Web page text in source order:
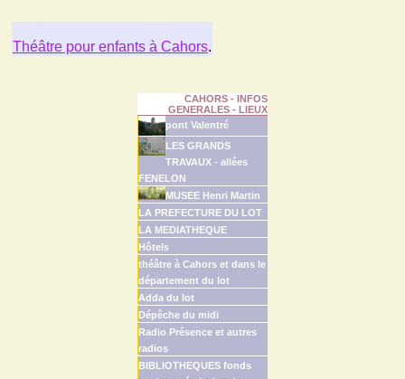
Théâtre pour enfants à Cahors.
CAHORS - INFOS
GENERALES - LIEUX
pont Valentré
LES GRANDS
TRAVAUX - allées
FENELON
MUSEE Henri Martin
LA PREFECTURE DU LOT
LA MEDIATHEQUE
Hôtels
théâtre à Cahors et dans le
département du lot
Adda du lot
Dépêche du midi
Radio Présence et autres
radios
BIBLIOTHEQUES fonds